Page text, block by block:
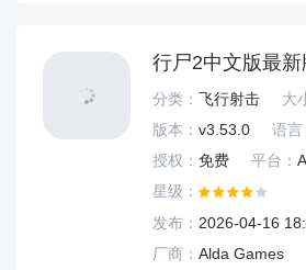
行尸2中文版最
分类： 飞行射击 大
版本： v3.53.0 语言
授权： 免费 平台：
星级：
发布： 2026-04-16
厂商： Alda Games